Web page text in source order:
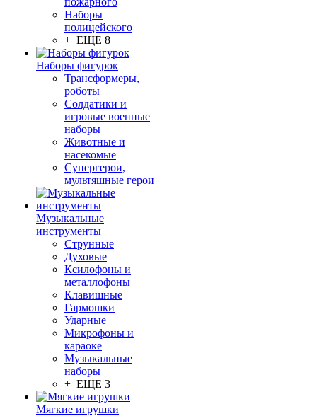
Наборы
полицейского
+ ЕЩЕ 8
Наборы фигурок
Трансформеры,
роботы
Солдатики и
игровые военные
наборы
Животные и
насекомые
Супергерои,
мультяшные герои
Музыкальные
инструменты
Струнные
Духовые
Ксилофоны и
металлофоны
Клавишные
Гармошки
Ударные
Микрофоны и
караоке
Музыкальные
наборы
+ ЕЩЕ 3
Мягкие игрушки